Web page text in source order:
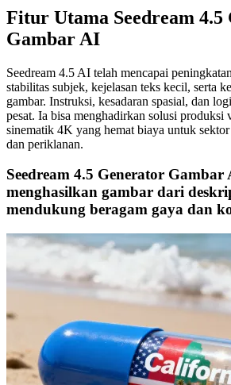
Fitur Utama Seedream 4.5
Gambar AI
Seedream 4.5 AI telah mencapai
stabilitas subjek, kejelasan teks kecil, serta
gambar. Instruksi, kesadaran spasial, dan
pesat. Ia bisa menghadirkan solusi produksi
sinematik 4K yang hemat biaya untuk sektor
dan periklanan.
Seedream 4.5 Generator Gambar
menghasilkan gambar dari
mendukung beragam gaya dan